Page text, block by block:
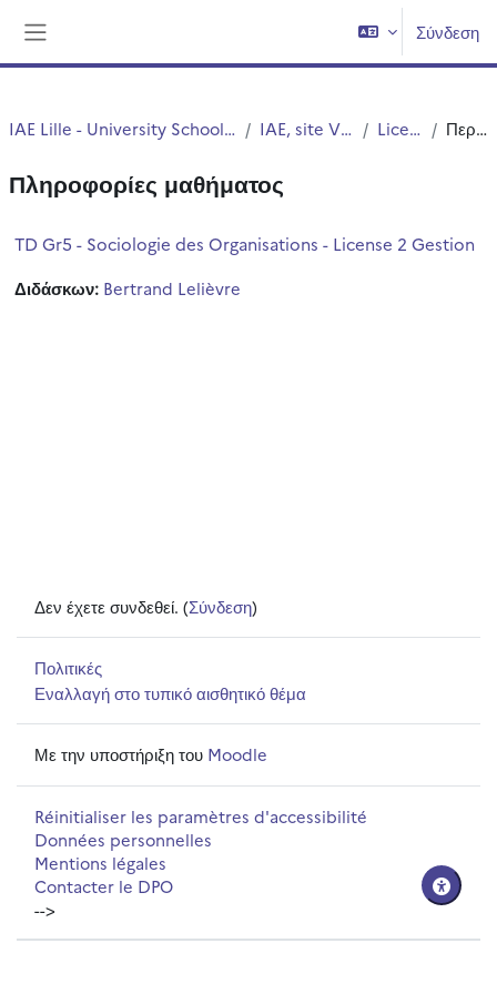
Σύνδεση
IAE Lille - University School of Management IAE, site Vieux Lille Licence 2 Περίληψη
Πληροφορίες μαθήματος
TD Gr5 - Sociologie des Organisations - License 2 Gestion
Διδάσκων: Bertrand Lelièvre
Δεν έχετε συνδεθεί. (Σύνδεση)
Πολιτικές
Εναλλαγή στο τυπικό αισθητικό θέμα
Με την υποστήριξη του Moodle
Réinitialiser les paramètres d'accessibilité
Données personnelles
Mentions légales
Contacter le DPO
-->